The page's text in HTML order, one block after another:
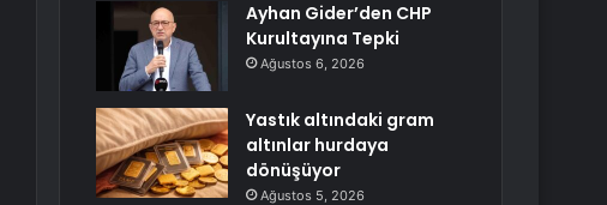
Ayhan Gider’den CHP
Kurultayına Tepki
Ağustos 6, 2026
Yastık altındaki gram
altınlar hurdaya
dönüşüyor
Ağustos 5, 2026